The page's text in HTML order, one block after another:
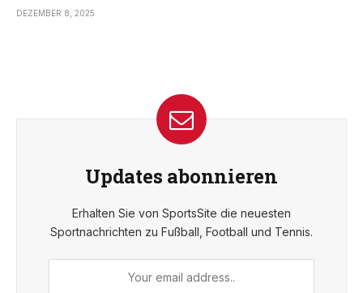
DEZEMBER 8, 2025
Updates abonnieren
Erhalten Sie von SportsSite die neuesten
Sportnachrichten zu Fußball, Football und Tennis.